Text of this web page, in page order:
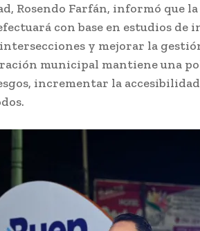
Rosendo Farfán, informó que
con base en estudios
y mejorar la
municipal mantiene una
incrementar la